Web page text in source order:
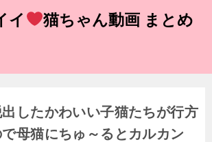
イ
猫ちゃん動画 まとめ
したかわいい子猫たちが行方
母猫にちゅ～るとカルカン